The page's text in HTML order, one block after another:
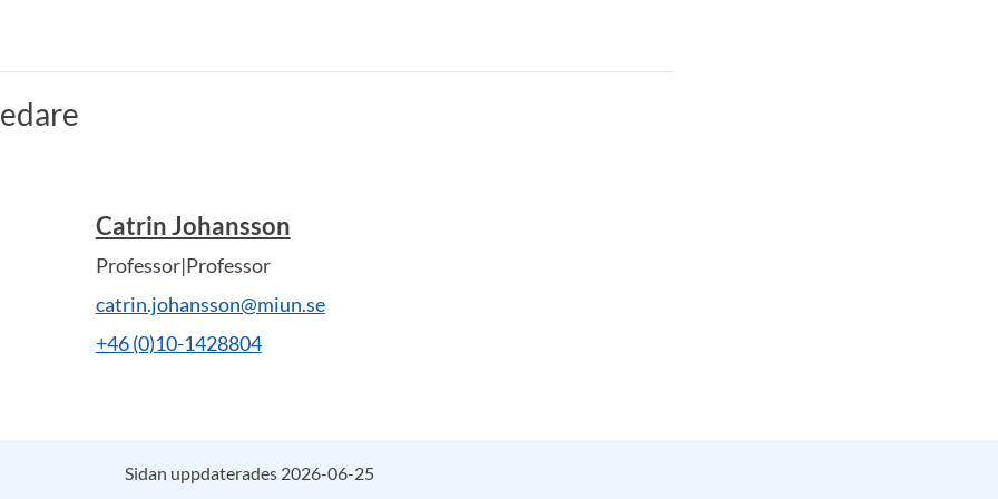
Catrin Johansson
Professor|Professor
catrin.johansson@miun.se
+46 (0)10-1428804
Sidan uppdaterades 2026-06-25